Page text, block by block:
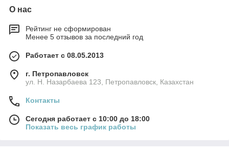
О нас
Рейтинг не сформирован
Менее 5 отзывов за последний год
Работает с 08.05.2013
г. Петропавловск
ул. Н. Назарбаева 123, Петропавловск, Казахстан
Контакты
Сегодня работает с 10:00 до 18:00
Показать весь график работы